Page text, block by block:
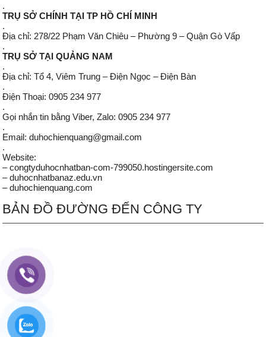
.
TRỤ SỞ CHÍNH TẠI TP HỒ CHÍ MINH
.
Địa chỉ: 278/22 Phạm Văn Chiêu – Phường 9 – Quận Gò Vấp
.
TRỤ SỞ TẠI QUẢNG NAM
.
Địa chỉ: Tổ 4, Viêm Trung – Điện Ngọc – Điện Bàn
.
Điện Thoại: 0905 234 977
.
Gọi nhắn tin bằng Viber, Zalo: 0905 234 977
.
Email: duhochienquang@gmail.com
.
Website:
– congtyduhocnhatban-com-799050.hostingersite.com
– duhocnhatbanaz.edu.vn
– duhochienquang.com
BẢN ĐỒ ĐƯỜNG ĐẾN CÔNG TY